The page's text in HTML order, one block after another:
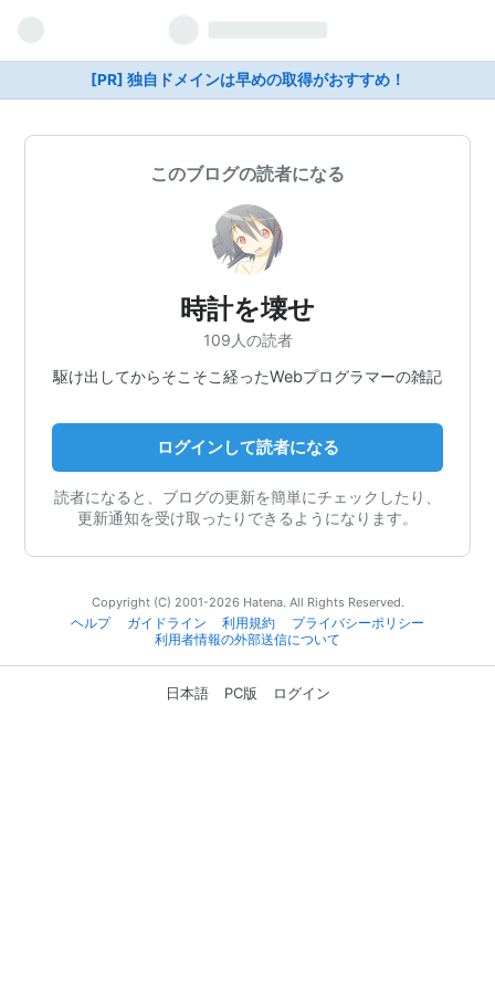
[PR] 独自ドメインは早めの取得がおすすめ！
このブログの読者になる
時計を壊せ
109人の読者
駆け出してからそこそこ経ったWebプログラマーの雑記
ログインして読者になる
読者になると、ブログの更新を簡単にチェックしたり、
更新通知を受け取ったりできるようになります。
Copyright (C) 2001-2026 Hatena. All Rights Reserved.
ヘルプ
ガイドライン 利用規約
プライバシーポリシー
利用者情報の外部送信について
日本語 PC版 ログイン